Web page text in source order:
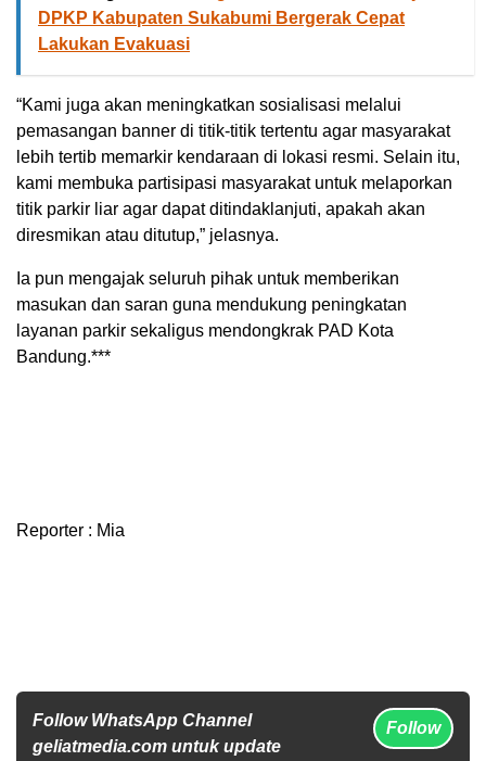
DPKP Kabupaten Sukabumi Bergerak Cepat
Lakukan Evakuasi
“Kami juga akan meningkatkan sosialisasi melalui
pemasangan banner di titik-titik tertentu agar masyarakat
lebih tertib memarkir kendaraan di lokasi resmi. Selain itu,
kami membuka partisipasi masyarakat untuk melaporkan
titik parkir liar agar dapat ditindaklanjuti, apakah akan
diresmikan atau ditutup,” jelasnya.
Ia pun mengajak seluruh pihak untuk memberikan
masukan dan saran guna mendukung peningkatan
layanan parkir sekaligus mendongkrak PAD Kota
Bandung.***
Reporter : Mia
Follow WhatsApp Channel
geliatmedia.com untuk update
Follow